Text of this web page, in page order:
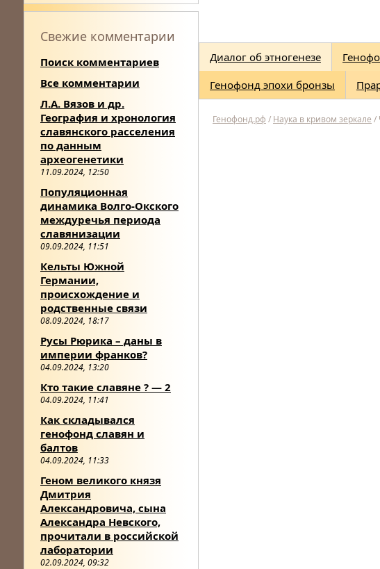
Свежие комментарии
Поиск комментариев
Все комментарии
Л.А. Вязов и др.
География и хронология
славянского расселения
по данным
археогенетики
11.09.2024, 12:50
Популяционная
динамика Волго-Окского
междуречья периода
славянизации
09.09.2024, 11:51
Кельты Южной
Германии,
происхождение и
родственные связи
08.09.2024, 18:17
Русы Рюрика – даны в
империи франков?
04.09.2024, 13:20
Кто такие славяне ? — 2
04.09.2024, 11:41
Как складывался
генофонд славян и
балтов
04.09.2024, 11:33
Геном великого князя
Дмитрия
Александровича, сына
Александра Невского,
прочитали в российской
лаборатории
02.09.2024, 09:32
Диалог об этногенезе
Генофонд эпохи бронзы
Генофонд.рф / Наука в кривом зеркале /